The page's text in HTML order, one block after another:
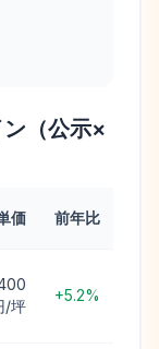
（公示×
価 前年比
/坪
+5.2%